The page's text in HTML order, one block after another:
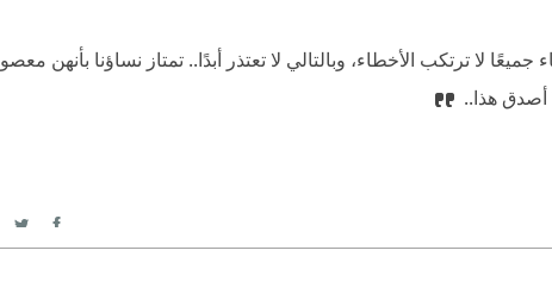
لا ترتكب الأخطاء، وبالتالي لا تعتذر أبدًا.. تمتاز نساؤنا بأنهن
أصدق هذا..